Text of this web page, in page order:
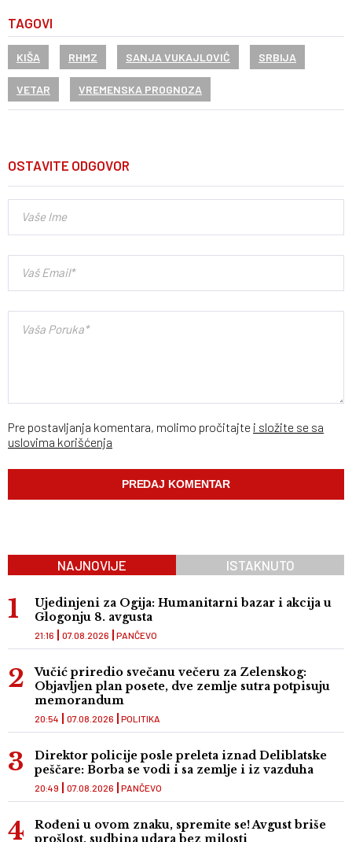
TAGOVI
KIŠA RHMZ SANJA VUKAJLOVIĆ SRBIJA
VETAR VREMENSKA PROGNOZA
OSTAVITE ODGOVOR
Pre postavljanja komentara, molimo pročitajte i složite se sa
uslovima korišćenja
NAJNOVIJE ISTAKNUTO
Ujedinjeni za Ogija: Humanitarni bazar i akcija u
Glogonju 8. avgusta
PANČEVO
21:16 07.08.2026
Vučić priredio svečanu večeru za Zelenskog:
Objavljen plan posete, dve zemlje sutra potpisuju
memorandum
POLITIKA
20:54 07.08.2026
Direktor policije posle preleta iznad Deliblatske
peščare: Borba se vodi i sa zemlje i iz vazduha
PANČEVO
20:49 07.08.2026
Rođeni u ovom znaku, spremite se! Avgust briše
prošlost, sudbina udara bez milosti